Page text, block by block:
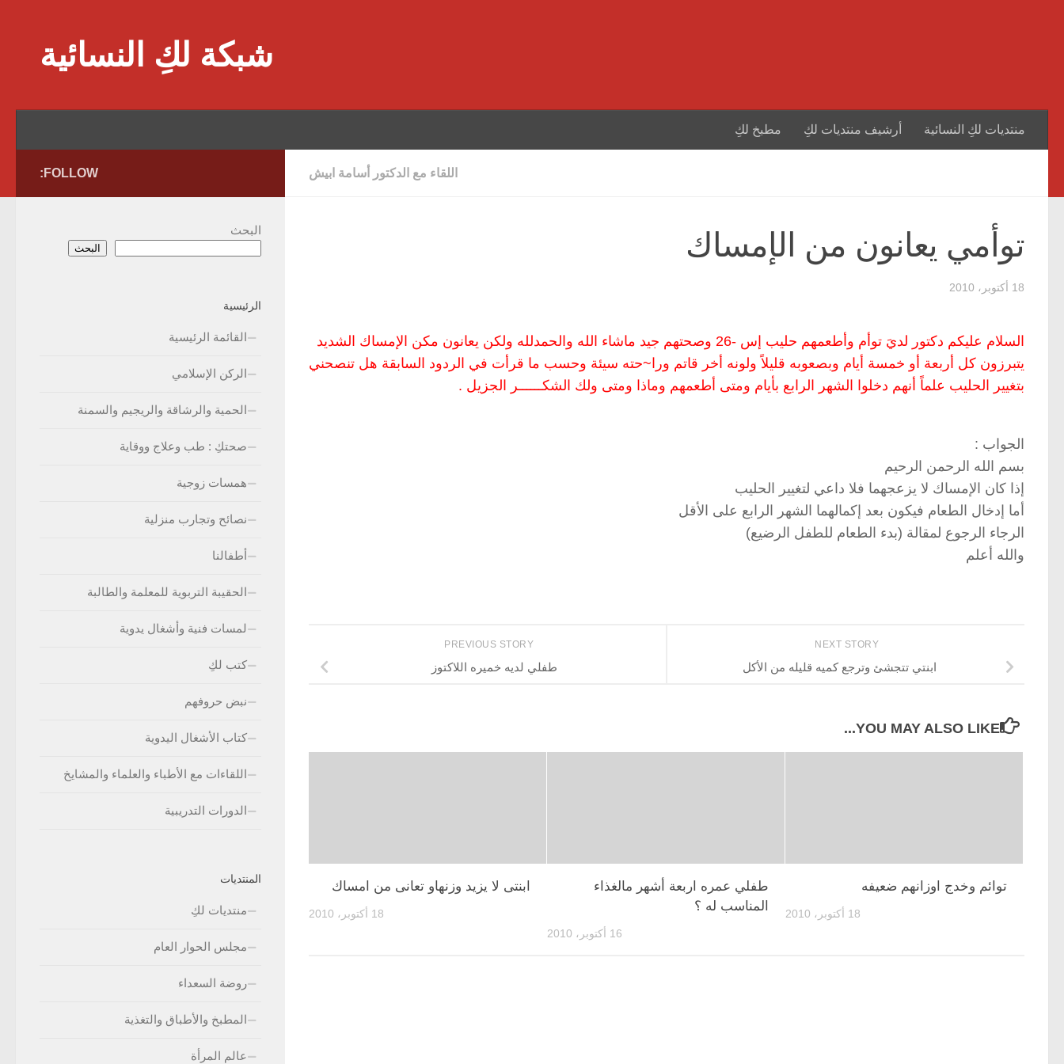
شبكة لكِ النسائية
منتديات لكِ النسائية أرشيف منتديات لكِ مطبخ لكِ
اللقاء مع الدكتور أسامة ابيش
توأمي يعانون من الإمساك
18 أكتوبر، 2010
السلام عليكم دكتور لديَ توأم وأطعمهم حليب إس -26 وصحتهم جيد ماشاء الله والحمدلله ولكن يعانون مكن الإمساك الشديد
يتبرزون كل أربعة أو خمسة أيام وبصعوبه قليلاً ولونه أخر قاتم ورا~حته سيئة وحسب ما قرأت في الردود السابقة هل تنصحني
بتغيير الحليب علماً أنهم دخلوا الشهر الرابع بأيام ومتى أطعمهم وماذا ومتى ولك الشكــــــر الجزيل .
الجواب :
بسم الله الرحمن الرحيم
إذا كان الإمساك لا يزعجهما فلا داعي لتغيير الحليب
أما إدخال الطعام فيكون بعد إكمالهما الشهر الرابع على الأقل
الرجاء الرجوع لمقالة (بدء الطعام للطفل الرضيع)
والله أعلم
NEXT STORY
ابنتي تتجشئ وترجع كميه قليله من الأكل
PREVIOUS STORY
طفلي لديه خميره اللاكتوز
YOU MAY ALSO LIKE...
ابنتى لا يزيد وزنهاو تعانى من امساك
18 أكتوبر، 2010
طفلي عمره اربعة أشهر مالغذاء
المناسب له ؟
16 أكتوبر، 2010
توائم وخدج اوزانهم ضعيفه
18 أكتوبر، 2010
FOLLOW:
البحث
البحث
الرئيسية
القائمة الرئيسية
الركن الإسلامي
الحمية والرشاقة والريجيم والسمنة
صحتكِ : طب وعلاج ووقاية
همسات زوجية
نصائح وتجارب منزلية
أطفالنا
الحقيبة التربوية للمعلمة والطالبة
لمسات فنية وأشغال يدوية
كتب لكِ
نبض حروفهم
كتاب الأشغال اليدوية
اللقاءات مع الأطباء والعلماء والمشايخ
الدورات التدريبية
المنتديات
منتديات لكِ
مجلس الحوار العام
روضة السعداء
المطبخ والأطباق والتغذية
عالم المرأة